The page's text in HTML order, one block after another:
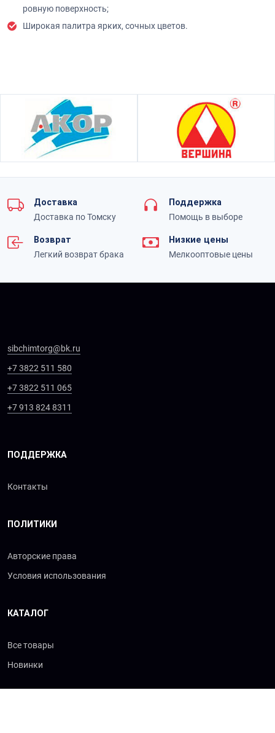
ровную поверхность;
Широкая палитра ярких, сочных цветов.
Доставка
Доставка по Томску
Поддержка
Помощь в выборе
Возврат
Легкий возврат брака
Низкие цены
Мелкооптовые цены
sibchimtorg@bk.ru
+7 3822 511 580
+7 3822 511 065
+7 913 824 8311
ПОДДЕРЖКА
Контакты
ПОЛИТИКИ
Авторские права
Условия использования
КАТАЛОГ
Все товары
Новинки